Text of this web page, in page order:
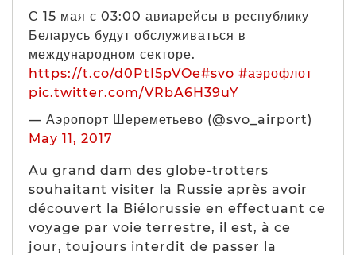
С 15 мая с 03:00 авиарейсы в республику
Беларусь будут обслуживаться в
международном секторе.
https://t.co/d0PtI5pVOe#svo #аэрофлот
pic.twitter.com/VRbA6H39uY
— Аэропорт Шереметьево (@svo_airport)
May 11, 2017
Au grand dam des globe-trotters
souhaitant visiter la Russie après avoir
découvert la Biélorussie en effectuant ce
voyage par voie terrestre, il est, à ce
jour, toujours interdit de passer la